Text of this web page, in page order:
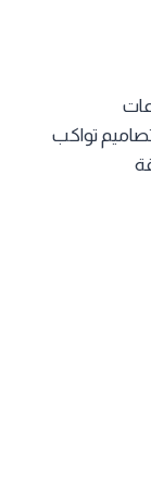
على
صفحة
المنتج
تواكب